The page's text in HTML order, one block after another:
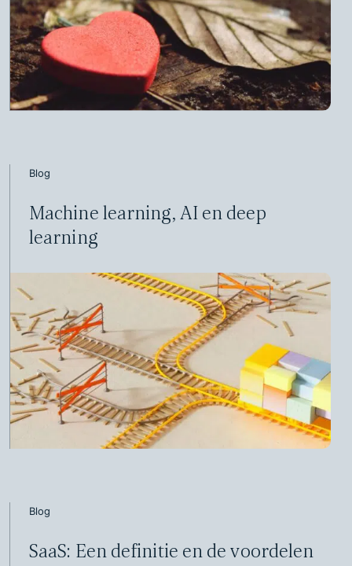
Blog
Machine learning, AI en deep
learning
Blog
SaaS: Een definitie en de voordelen